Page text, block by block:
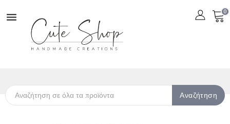
 0
Αναζήτηση